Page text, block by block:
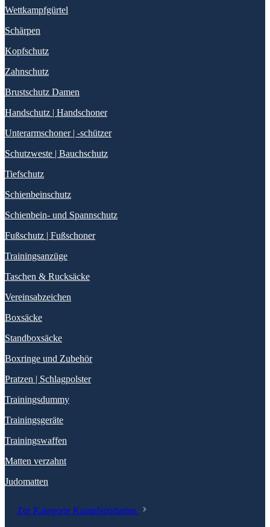
Wettkampfgürtel
Schärpen
Kopfschutz
Zahnschutz
Brustschutz Damen
Handschutz | Handschoner
Unterarmschoner | -schützer
Schutzweste | Bauchschutz
Tiefschutz
Schienbeinschutz
Schienbein- und Spannschutz
Fußschutz | Fußschoner
Trainingsanzüge
Taschen & Rucksäcke
Vereinsabzeichen
Boxsäcke
Standboxsäcke
Boxringe und Zubehör
Pratzen | Schlagpolster
Trainingsdummy
Trainingsgeräte
Trainingswaffen
Matten verzahnt
Judomatten
Zur Kategorie Kampfsportarten